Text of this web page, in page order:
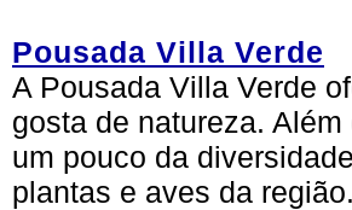
Pousada Villa Verde
A Pousada Villa Verde
gosta de natureza.
um pouco da
plantas e aves da